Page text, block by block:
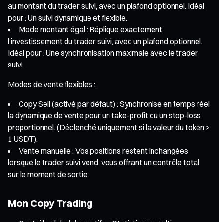
au montant du trader suivi, avec un plafond optionnel. Idéal
pour : Un suivi dynamique et flexible.
Mode montant égal : Réplique exactement
l’investissement du trader suivi, avec un plafond optionnel.
Idéal pour : Une synchronisation maximale avec le trader
suivi.
Modes de vente flexibles :
Copy Sell (activé par défaut) : Synchronise en temps réel
la dynamique de vente pour un take-profit ou un stop-loss
proportionnel. (Déclenché uniquement si la valeur du token >
1 USDT).
Vente manuelle : Vos positions restent inchangées
lorsque le trader suivi vend, vous offrant un contrôle total
sur le moment de sortie.
Mon Copy Trading